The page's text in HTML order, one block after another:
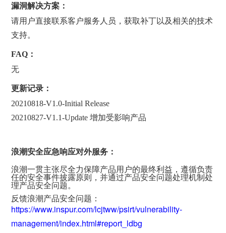
漏洞解决方案：
请用户直接联系客户服务人员，获取补丁以及相关的技术
支持。
FAQ：
无
更新记录：
20210818-V1.0-Initial Release
20210827-V1.1-Update 增加受影响产品
浪潮安全应急响应对外服务：
浪潮一贯主张尽全力保障产品用户的最终利益，遵循负责
任的安全事件披露原则，并通过产品安全问题处理机制处
理产品安全问题。
反馈浪潮产品安全问题：
https://www.inspur.com/lcjtww/psirt/vulnerability-
management/index.html#report_ldbg